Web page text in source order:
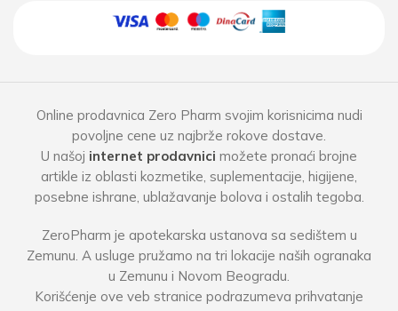
Online prodavnica Zero Pharm svojim korisnicima nudi
povoljne cene uz najbrže rokove dostave.
U našoj internet prodavnici možete pronaći brojne
artikle iz oblasti kozmetike, suplementacije, higijene,
posebne ishrane, ublažavanje bolova i ostalih tegoba.
ZeroPharm je apotekarska ustanova sa sedištem u
Zemunu. A usluge pružamo na tri lokacije naših ogranaka
u Zemunu i Novom Beogradu.
Korišćenje ove veb stranice podrazumeva prihvatanje